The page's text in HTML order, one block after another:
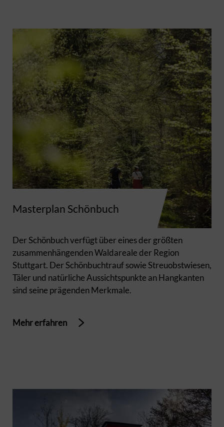
Masterplan Schönbuch
Der Schönbuch verfügt über eines der größten
zusammenhängenden Waldareale der Region
Stuttgart. Der Schönbuchtrauf sowie Streuobstwiesen,
Täler und natürliche Aussichtspunkte an Hangkanten
sind seine prägenden Merkmale.
Mehr erfahren